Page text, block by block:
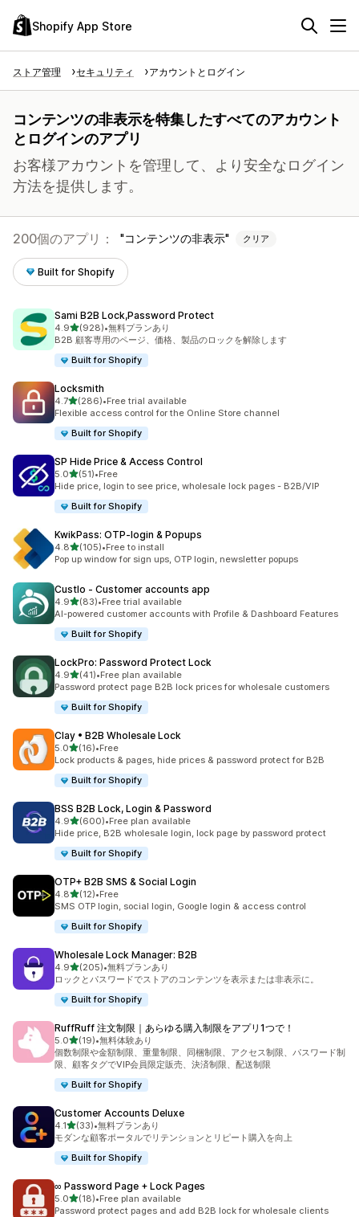
Shopify App Store
ストア管理 セキュリティ アカウントとログイン
コンテンツの非表示を特集したすべてのアカウント
とログインのアプリ
お客様アカウントを管理して、より安全なログイン
方法を提供します。
200個のアプリ： コンテンツの非表示 クリア
Built for Shopify
Sami B2B Lock,Password Protect
4.95つ星中
(928)
合計レビュー数：928件
•無料プランあり
B2B 顧客専用のページ、価格、製品のロックを解除します
Built for Shopify
Locksmith
4.75つ星中
(286)
合計レビュー数：286件
•Free trial available
Flexible access control for the Online Store channel
Built for Shopify
SP Hide Price & Access Control
5.05つ星中
(51)
合計レビュー数：51件
•Free
Hide price, login to see price, wholesale lock pages - B2B/VIP
Built for Shopify
KwikPass: OTP‑login & Popups
4.85つ星中
(105)
合計レビュー数：105件
•Free to install
Pop up window for sign ups, OTP login, newsletter popups
Custlo ‑ Customer accounts app
4.95つ星中
(83)
合計レビュー数：83件
•Free trial available
AI-powered customer accounts with Profile & Dashboard Features
Built for Shopify
LockPro: Password Protect Lock
4.95つ星中
(41)
合計レビュー数：41件
•Free plan available
Password protect page B2B lock prices for wholesale customers
Built for Shopify
Clay • B2B Wholesale Lock
5.05つ星中
(16)
合計レビュー数：16件
•Free
Lock products & pages, hide prices & password protect for B2B
Built for Shopify
BSS B2B Lock, Login & Password
4.95つ星中
(600)
合計レビュー数：600件
•Free plan available
Hide price, B2B wholesale login, lock page by password protect
Built for Shopify
OTP+ B2B SMS & Social Login
4.85つ星中
(12)
合計レビュー数：12件
•Free
SMS OTP login, social login, Google login & access control
Built for Shopify
Wholesale Lock Manager: B2B
4.95つ星中
(205)
合計レビュー数：205件
•無料プランあり
ロックとパスワードでストアのコンテンツを表示または非表示に。
Built for Shopify
RuffRuff 注文制限｜あらゆる購入制限をアプリ1つで！
5.05つ星中
(19)
合計レビュー数：19件
•無料体験あり
個数制限や金額制限、重量制限、同梱制限、アクセス制限、パスワード制
限、顧客タグでVIP会員限定販売、決済制限、配送制限
Built for Shopify
Customer Accounts Deluxe
4.15つ星中
(33)
合計レビュー数：33件
•無料プランあり
モダンな顧客ポータルでリテンションとリピート購入を向上
Built for Shopify
∞ Password Page + Lock Pages
5.05つ星中
(18)
合計レビュー数：18件
•Free plan available
Password protect pages and add B2B lock for wholesale clients